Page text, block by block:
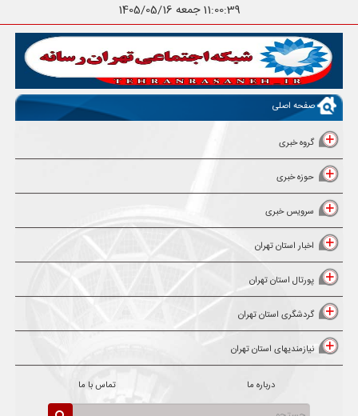
11:00:41جمعه 1405/05/16
صفحه اصلی
گروه خبری
حوزه خبری
سرویس خبری
اخبار استان تهران
پورتال استان تهران
گردشگری استان تهران
نیازمندیهای استان تهران
درباره ما تماس با ما